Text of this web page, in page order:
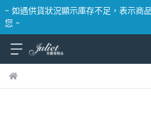
~ 如遇供貨狀況顯示庫存不足，表示商
您 ~